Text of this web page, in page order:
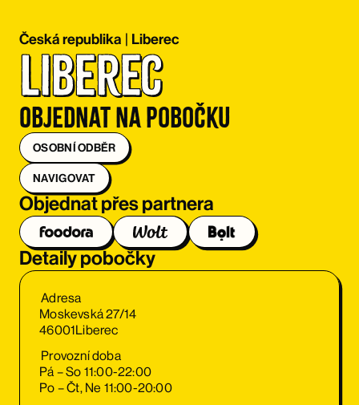
Česká republika | Liberec
Liberec
Objednat na pobočku
OSOBNÍ ODBĚR
NAVIGOVAT
Objednat přes partnera
Detaily pobočky
Adresa
Moskevská 27/14
46001Liberec
Provozní doba
Pá – So 11:00-22:00
Po – Čt, Ne 11:00-20:00